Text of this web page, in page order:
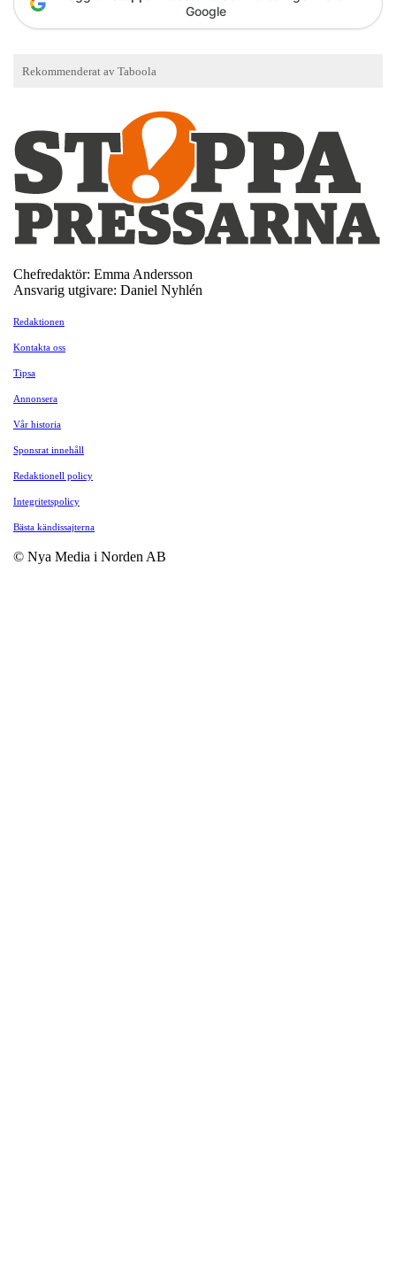
Google
Chefredaktör: Emma Andersson
Ansvarig utgivare: Daniel Nyhlén
Redaktionen
Kontakta oss
Tipsa
Annonsera
Vår historia
Sponsrat innehåll
Redaktionell policy
Integritetspolicy
Bästa kändissajterna
© Nya Media i Norden AB